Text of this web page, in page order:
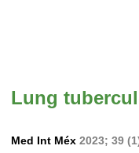
Lung
Med Int Méx 2023; 39